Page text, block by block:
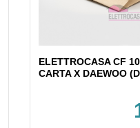
ELETTROCASA CF
CARTA X DAEWOO